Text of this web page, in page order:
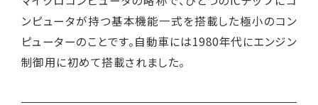
ンピュータが持つ基本機能一式を搭載した極小のコン
ピューターのことです。自動車には1980年代にエンジン
制御用に初めて搭載されました。